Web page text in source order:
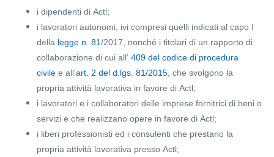
i dipendenti di Actl;
i lavoratori autonomi, ivi compresi quelli indicati al capo I
della legge n. 81/2017, nonché i titolari di un rapporto di
collaborazione di cui all’409 del codice di procedura
civilee all’art. 2 del d.lgs. 81/2015, che svolgono la
propria attività lavorativa in favore di Actl;
i lavoratori e i collaboratori delle imprese fornitrici di beni o
servizi e che realizzano opere in favore di Actl;
i liberi professionisti ed i consulenti che prestano la
propria attività lavorativa presso Actl;